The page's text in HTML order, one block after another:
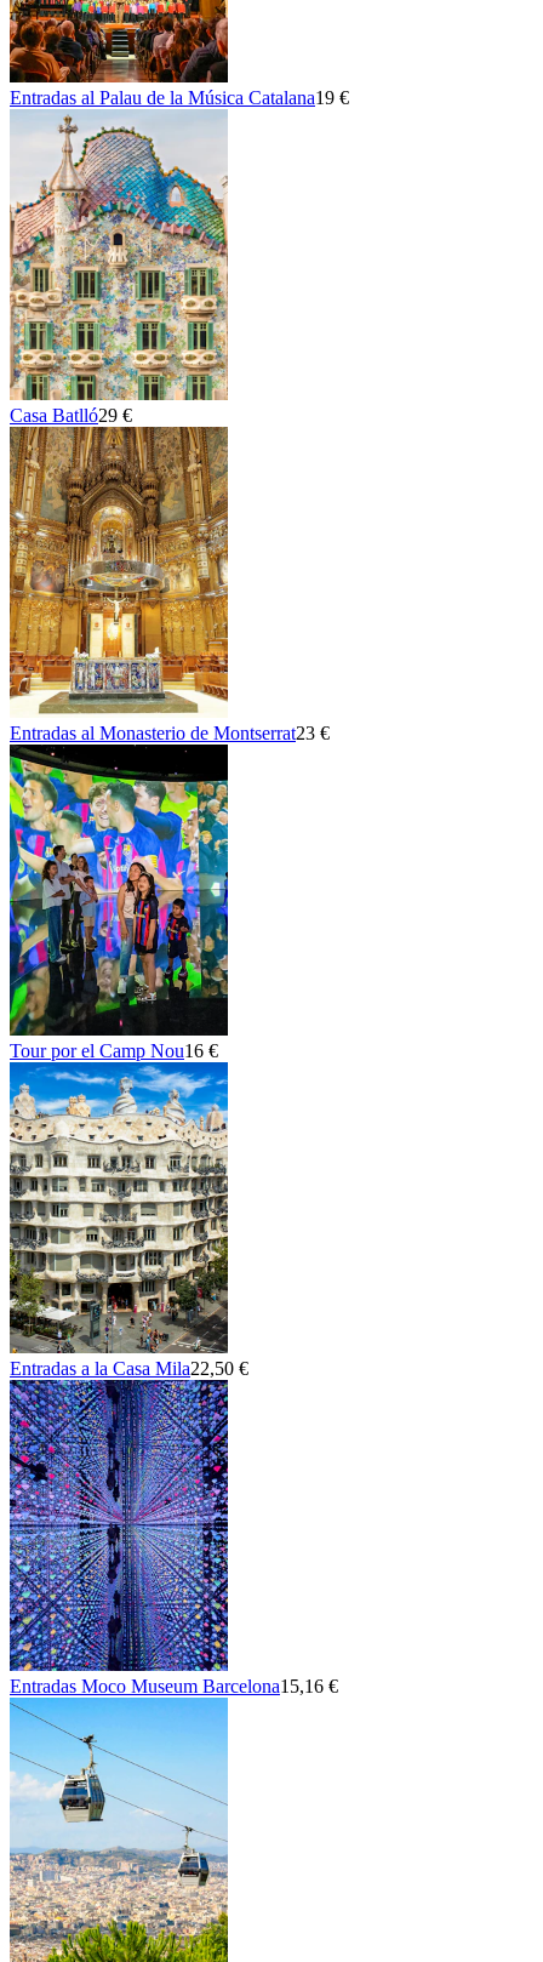
Entradas al Palau de la Música Catalana19 €
Casa Batlló29 €
Entradas al Monasterio de Montserrat23 €
Tour por el Camp Nou16 €
Entradas a la Casa Mila22,50 €
Entradas Moco Museum Barcelona15,16 €